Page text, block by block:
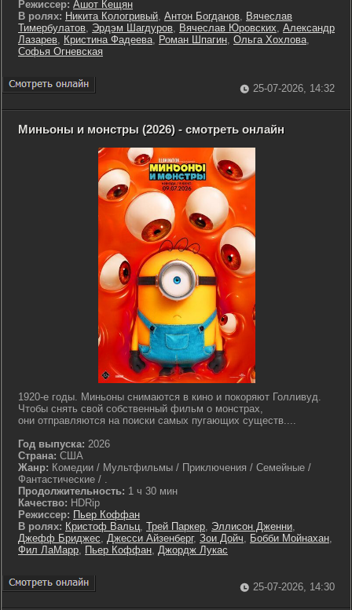
Режиссер: Ашот Кещян
В ролях: Никита Кологривый, Антон Богданов, Вячеслав
Тимербулатов, Эрдэм Шагдуров, Вячеслав Юровских, Александр
Лазарев, Кристина Фадеева, Роман Шпагин, Ольга Хохлова,
Софья Огневская
25-07-2026, 14:32
Миньоны и монстры (2026) - смотреть онлайн
1920-е годы. Миньоны снимаются в кино и покоряют Голливуд.
Чтобы снять свой собственный фильм о монстрах,
они отправляются на поиски самых пугающих существ....
Год выпуска: 2026
Страна: США
Жанр: Комедии / Мультфильмы / Приключения / Семейные /
Фантастические / .
Продолжительность: 1 ч 30 мин
Качество: HDRip
Режиссер: Пьер Коффан
В ролях: Кристоф Вальц, Трей Паркер, Эллисон Дженни,
Джефф Бриджес, Джесси Айзенберг, Зои Дойч, Бобби Мойнахан,
Фил ЛаМарр, Пьер Коффан, Джордж Лукас
25-07-2026, 14:30